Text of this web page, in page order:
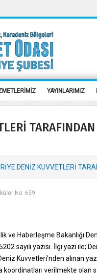
YAYINLARIMIZ
DENİZ KUVVETLERİ
No: 659
ve Haberleşme Bakanlığı
sayılı yazısı. İlgi yazı ile;
Kuvvetleri’nden alınan
koordinatları verilmekte olan